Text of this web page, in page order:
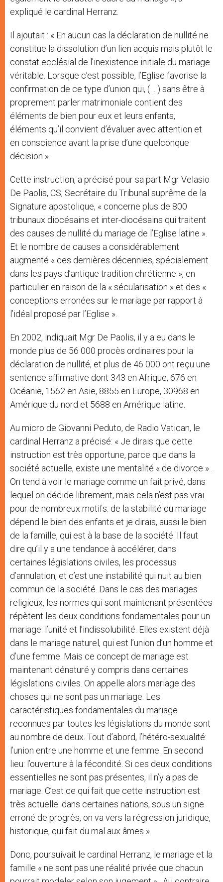
expliqué le cardinal Herranz.
Il ajoutait : « En aucun cas la déclaration de nullité ne
constitue la dissolution d’un lien acquis mais plutôt le
constat ecclésial de l’inexistence initiale du mariage
véritable. Lorsque c’est possible, l’Eglise favorise la
confirmation de ce type d’union qui, (… ) sans être à
proprement parler matrimoniale contient des
éléments de bien pour eux et leurs enfants,
éléments qu’il convient d’évaluer avec attention et
en conscience avant la prise d’une quelconque
décision ».
Cette instruction, a précisé pour sa part Mgr Velasio
De Paolis, CS, Secrétaire du Tribunal suprême de la
Signature apostolique, « concerne plus de 800
tribunaux diocésains et inter-diocésains qui traitent
des causes de nullité du mariage de l’Eglise latine ».
Et le nombre de causes a considérablement
augmenté « ces dernières décennies, spécialement
dans les pays d’antique tradition chrétienne », en
particulier en raison de la « sécularisation » et des «
conceptions erronées sur le mariage par rapport à
l’idéal proposé par l’Eglise ».
En 2002, indiquait Mgr De Paolis, il y a eu dans le
monde plus de 56 000 procès ordinaires pour la
déclaration de nullité, et plus de 46 000 ont reçu une
sentence affirmative dont 343 en Afrique, 676 en
Océanie, 1562 en Asie, 8855 en Europe, 30968 en
Amérique du nord et 5688 en Amérique latine.
Au micro de Giovanni Peduto, de Radio Vatican, le
cardinal Herranz a précisé: « Je dirais que cette
instruction est très opportune, parce que dans la
société actuelle, existe une mentalité « de divorce » .
On tend à voir le mariage comme un fait privé, dans
lequel on décide librement, mais cela n’est pas vrai
pour de nombreux motifs: de la stabilité du mariage
dépend le bien des enfants et je dirais, aussi le bien
de la famille, qui est à la base de la société. Il faut
dire qu’il y a une tendance à accélérer, dans
certaines législations civiles, les processus
d’annulation, et c’est une instabilité qui nuit au bien
commun de la société. Dans le cas des mariages
religieux, les normes qui sont maintenant présentées
répètent les deux conditions fondamentales pour un
mariage: l’unité et l’indissolubilité. Elles existent déjà
dans le mariage naturel, qui est l’union d’un homme et
d’une femme. Mais ce concept de mariage est
maintenant dénaturé y compris dans certaines
législations civiles. On appelle alors mariage des
choses qui ne sont pas un mariage. Les
caractéristiques fondamentales du mariage
reconnues par toutes les législations du monde sont
au nombre de deux. Tout d’abord, l’hétéro-sexualité:
l’union entre une homme et une femme. En second
lieu: l’ouverture à la fécondité. Si ces deux conditions
essentielles ne sont pas présentes, il n’y a pas de
mariage. C’est ce qui fait que cette instruction est
très actuelle: dans certaines nations, sous un signe
erroné de progrès, on va vers la régression juridique,
historique, qui fait du mal aux âmes ».
Donc, poursuivait le cardinal Herranz, le mariage et la
famille « ne sont pas une réalité privée que chacun